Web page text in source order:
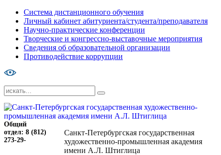
Система дистанционного обучения
Личный кабинет абитуриента/студента/преподавателя
Научно-практические конференции
Творческие и конгрессно-выставочные мероприятия
Сведения об образовательной организации
Противодействие коррупции
Санкт-Петербургская государственная
художественно-промышленная академия
имени А.Л. Штиглица
Общий
отдел: 8 (812)
273-29-